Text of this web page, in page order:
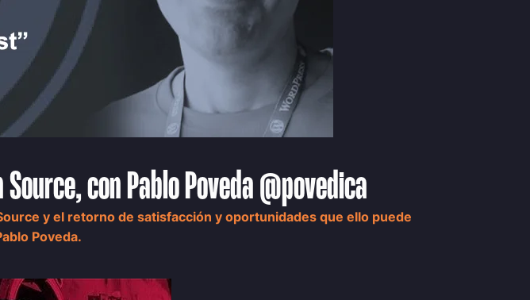
con Pablo Poveda @povedica
y el retorno de satisfacción y oportunidades que ello puede
Poveda.